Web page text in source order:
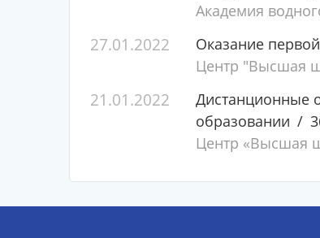
Академия
27.01.2022 Оказание
Центр "Высшая
21.01.2022
Дистанционные
образовании
Центр «Высшая